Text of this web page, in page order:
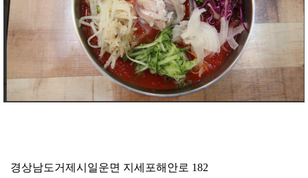
경상남도거제시일운면 지세포해안로 182